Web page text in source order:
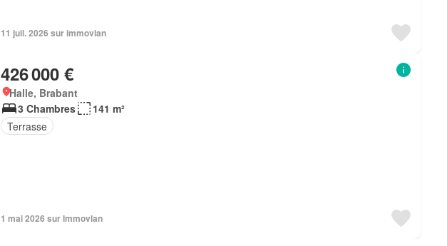
11 juil. 2026 sur immovlan
426 000 €
Halle, Brabant
3 Chambres
141 m²
Terrasse
1 mai 2026 sur Immovlan